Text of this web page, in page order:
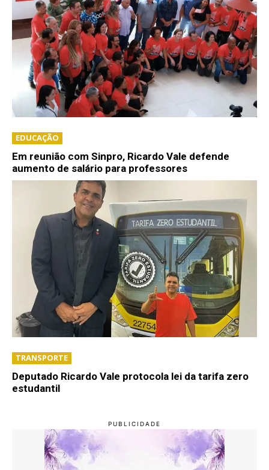
EDUCAÇÃO
Em reunião com Sinpro, Ricardo Vale defende
aumento de salário para professores
TRANSPORTE
Deputado Ricardo Vale protocola lei da tarifa zero
estudantil